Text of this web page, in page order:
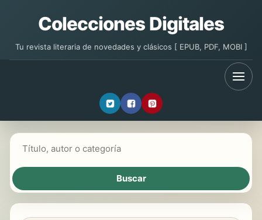
Colecciones Digitales
Tu revista literaria de novedades y clásicos [ EPUB, PDF, MOBI ]